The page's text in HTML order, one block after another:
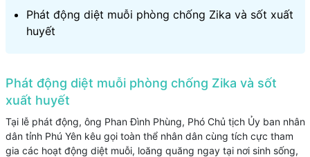
Phát động diệt muỗi phòng chống Zika và sốt xuất
huyết
Phát động diệt muỗi phòng chống Zika và sốt
xuất huyết
Tại lễ phát động, ông Phan Đình Phùng, Phó Chủ tịch Ủy ban nhân
dân tỉnh Phú Yên kêu gọi toàn thể nhân dân cùng tích cực tham
gia các hoạt động diệt muỗi, loăng quăng ngay tại nơi sinh sống,